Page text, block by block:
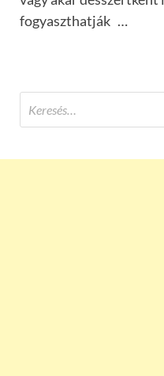
fogyaszthatják …